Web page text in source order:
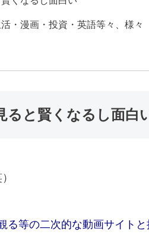
・漫画・投資・英語等々、様々
ると賢くなるし面白
等の二次的な動画サイトと